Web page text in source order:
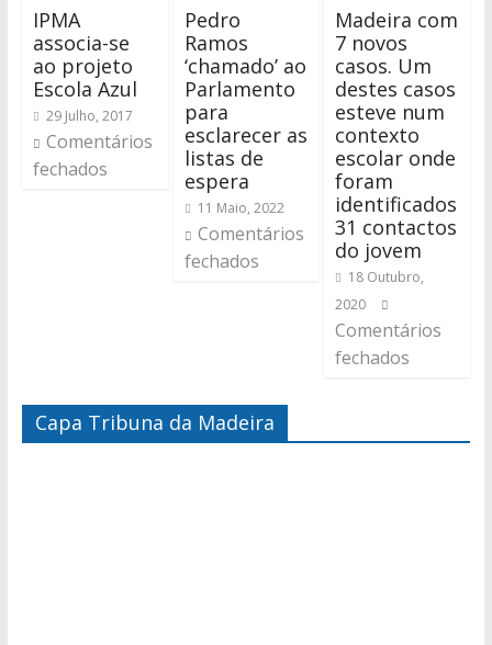
IPMA
associa-se
ao projeto
Escola Azul
29 Julho, 2017
Comentários
fechados
Pedro
Ramos
‘chamado’ ao
Parlamento
para
esclarecer as
listas de
espera
11 Maio, 2022
Comentários
fechados
Madeira com
7 novos
casos. Um
destes casos
esteve num
contexto
escolar onde
foram
identificados
31 contactos
do jovem
18 Outubro,
2020
Comentários
fechados
Capa Tribuna da Madeira